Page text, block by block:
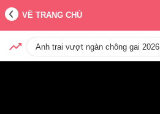
VỀ TRANG CHỦ
Anh trai vượt ngàn chông gai 2026